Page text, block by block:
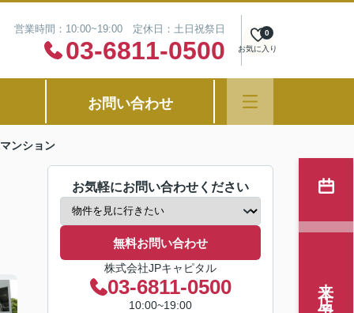
営業時間：10:00~19:00 定休日：土日祝祭日
03-6811-0500 お気に入り
0
お問い合わせ
ンション
お気軽にお問い合わせください
無料お問い合わせ
株式会社JPキャピタル
03-6811-0500
10:00~19:00
来店予約